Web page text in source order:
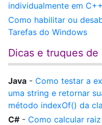
individualmente em
Como habilitar ou
Tarefas do Windows
Dicas e truques
Java - Como testar a
uma string e retornar
método indexOf() da
C# - Como calcular